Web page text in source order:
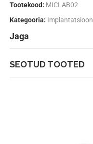
Tootekood: MICLAB02
Kategooria: Implantatsioon
Jaga
SEOTUD TOOTED